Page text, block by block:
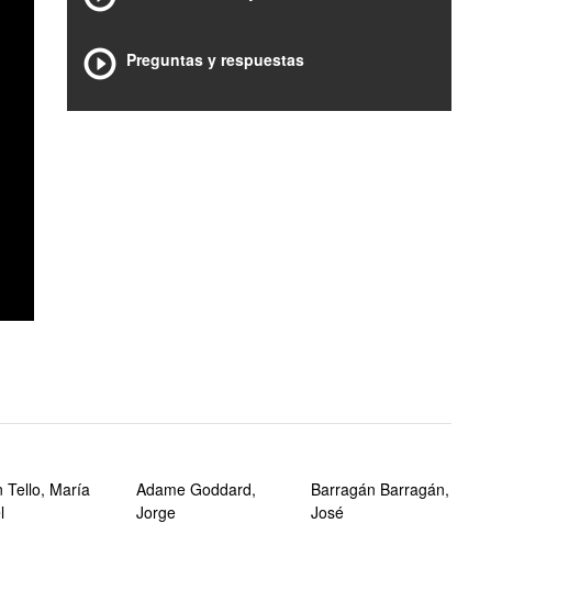
Preguntas y respuestas
Tello, María
Adame Goddard,
Jorge
Barragán Barragán,
José